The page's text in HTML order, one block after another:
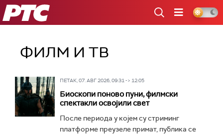
РТС
ФИЛМ И ТВ
ПЕТАК, 07. АВГ 2026, 09:31 -> 12:05
Биоскопи поново пуни, филмски
спектакли освојили свет
После периода у којем су стриминг
платформе преузеле примат, публика се